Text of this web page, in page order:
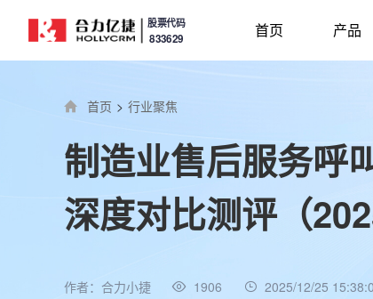
股票代码
833629 首页 产品
首页 > 行业聚焦
制造业售后服务呼
深度对比测评（
作者：合力小捷 1906 2025/12/25